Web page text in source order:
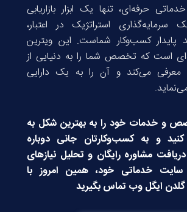
حرفه‌ای، تنها یک ابزار بازاریابی
استراتژیک در اعتبار،
کسب‌وکار شماست. این ویترین
است که تخصص شما را به دنیایی از
معرفی می‌کند و آن را به یک دارایی
و خدمات خود را به بهترین شکل به
و به کسب‌وکارتان جانی دوباره
مشاوره رایگان و تحلیل نیازهای
خدماتی خود، همین امروز با
گلدن ایگل وب تماس بگیرید